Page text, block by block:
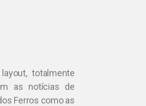
totalmente
as notícias de
Ferros como as